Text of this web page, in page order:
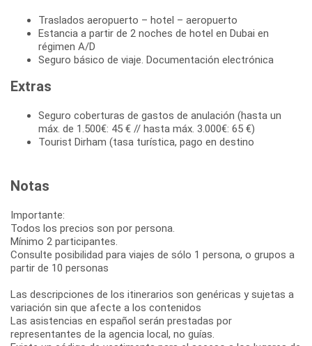
Traslados aeropuerto – hotel – aeropuerto
Estancia a partir de 2 noches de hotel en Dubai en
régimen A/D
Seguro básico de viaje. Documentación electrónica
Extras
Seguro coberturas de gastos de anulación (hasta un
máx. de 1.500€: 45 € // hasta máx. 3.000€: 65 €)
Tourist Dirham (tasa turística, pago en destino
Notas
Importante:
Todos los precios son por persona.
Mínimo 2 participantes.
Consulte posibilidad para viajes de sólo 1 persona, o grupos a
partir de 10 personas
Las descripciones de los itinerarios son genéricas y sujetas a
variación sin que afecte a los contenidos
Las asistencias en español serán prestadas por
representantes de la agencia local, no guías.